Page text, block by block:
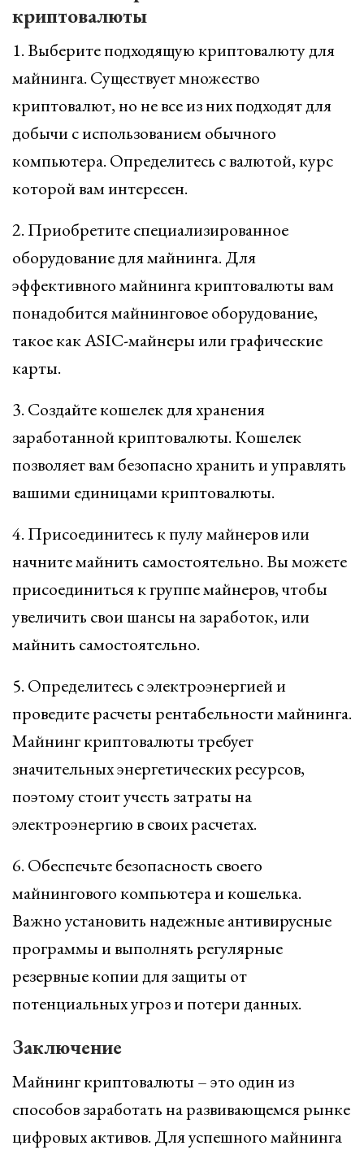
криптовалюты
1. Выберите подходящую криптовалюту для
майнинга. Существует множество
криптовалют, но не все из них подходят для
добычи с использованием обычного
компьютера. Определитесь с валютой, курс
которой вам интересен.
2. Приобретите специализированное
оборудование для майнинга. Для
эффективного майнинга криптовалюты вам
понадобится майнинговое оборудование,
такое как ASIC-майнеры или графические
карты.
3. Создайте кошелек для хранения
заработанной криптовалюты. Кошелек
позволяет вам безопасно хранить и управлять
вашими единицами криптовалюты.
4. Присоединитесь к пулу майнеров или
начните майнить самостоятельно. Вы можете
присоединиться к группе майнеров, чтобы
увеличить свои шансы на заработок, или
майнить самостоятельно.
5. Определитесь с электроэнергией и
проведите расчеты рентабельности майнинга.
Майнинг криптовалюты требует
значительных энергетических ресурсов,
поэтому стоит учесть затраты на
электроэнергию в своих расчетах.
6. Обеспечьте безопасность своего
майнингового компьютера и кошелька.
Важно установить надежные антивирусные
программы и выполнять регулярные
резервные копии для защиты от
потенциальных угроз и потери данных.
Заключение
Майнинг криптовалюты – это один из
способов заработать на развивающемся рынке
цифровых активов. Для успешного майнинга